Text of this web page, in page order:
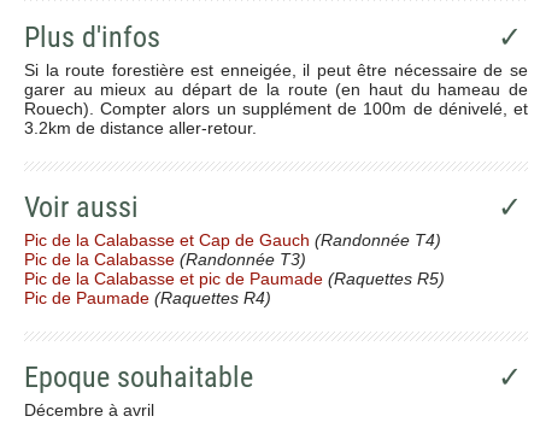
Plus d'infos ✓
Si la route forestière est enneigée, il peut être nécessaire de se
garer au mieux au départ de la route (en haut du hameau de
Rouech). Compter alors un supplément de 100m de dénivelé, et
3.2km de distance aller-retour.
Voir aussi ✓
Pic de la Calabasse et Cap de Gauch (Randonnée T4)
Pic de la Calabasse (Randonnée T3)
Pic de la Calabasse et pic de Paumade (Raquettes R5)
Pic de Paumade (Raquettes R4)
Epoque souhaitable ✓
Décembre à avril